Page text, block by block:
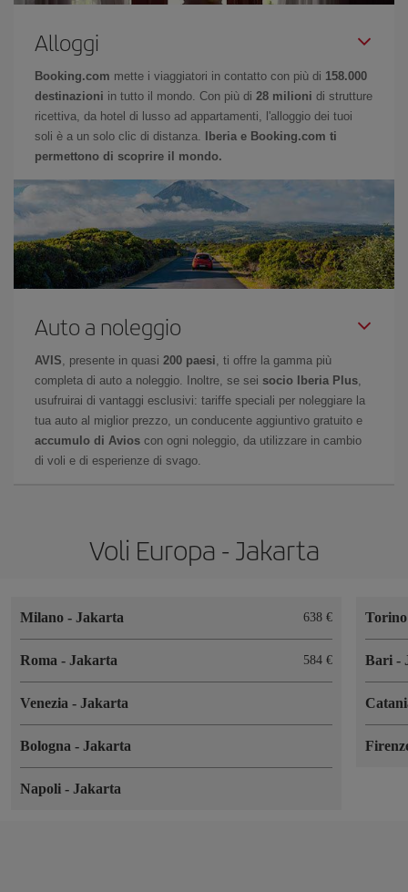
Alloggi
Booking.com mette i viaggiatori in contatto con più di 158.000
destinazioni in tutto il mondo. Con più di 28 milioni di strutture
ricettiva, da hotel di lusso ad appartamenti, l'alloggio dei tuoi
soli è a un solo clic di distanza.
Iberia e Booking.com ti
permettono di scoprire il mondo.
Auto a noleggio
AVIS , presente in quasi 200 paesi , ti offre la gamma più
completa di auto a noleggio. Inoltre, se sei socio Iberia Plus
usufruirai di vantaggi esclusivi: tariffe speciali per noleggiare la
tua auto al miglior prezzo, un conducente aggiuntivo gratuito e
accumulo di Avios con ogni noleggio, da utilizzare in cambio
di voli e di esperienze di svago.
Voli Europa - Jakarta
Milano - Jakarta 638 €
Roma - Jakarta 584 €
Venezia - Jakarta
Bologna - Jakarta
Napoli - Jakarta
Bari-